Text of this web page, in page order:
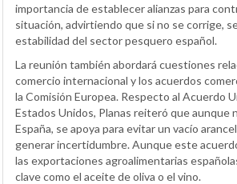
importancia de establecer alianzas para
situación, advirtiendo que si no se corrige,
estabilidad del sector pesquero español.
La reunión también abordará cuestiones
comercio internacional y los acuerdos
la Comisión Europea. Respecto al Acuerdo
Estados Unidos, Planas reiteró que aunque
España, se apoya para evitar un vacío
generar incertidumbre. Aunque este
las exportaciones agroalimentarias
clave como el aceite de oliva o el vino.